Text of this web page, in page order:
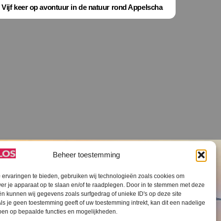
Beheer toestemming
ervaringen te bieden, gebruiken wij technologieën zoals cookies om
je apparaat op te slaan en/of te raadplegen. Door in te stemmen met deze
kunnen wij gegevens zoals surfgedrag of unieke ID's op deze site
je geen toestemming geeft of uw toestemming intrekt, kan dit een nadelige
op bepaalde functies en mogelijkheden.
Vijf keer op avontuur in de natuur rond Appelscha
SLOS ANBI Contact
Cookiebeleid (EU)